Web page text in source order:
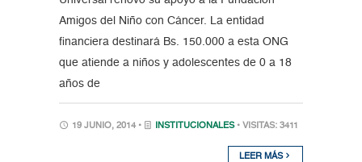
Amigos del Niño con Cáncer. La entidad
financiera destinará Bs. 150.000 a esta ONG
que atiende a niños y adolescentes de 0 a 18
años de
19 JUNIO, 2014 • INSTITUCIONALES • VISITAS: 3411
LEER MÁS